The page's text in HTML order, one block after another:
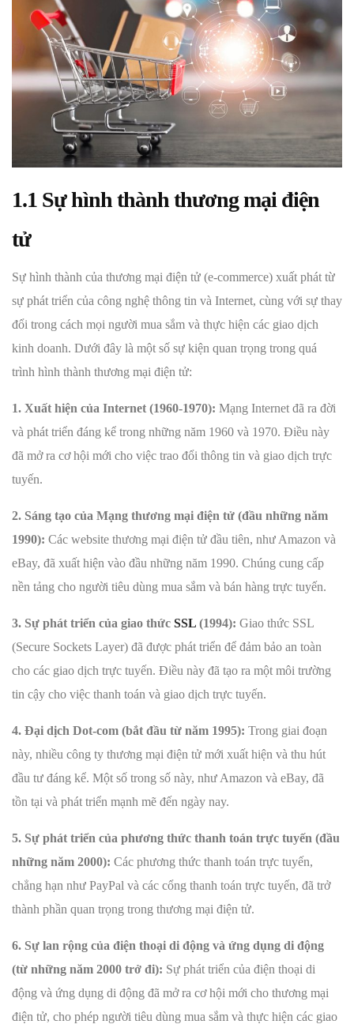
1.1 Sự hình thành thương mại điện
tử
Sự hình thành của thương mại điện tử (e-commerce) xuất phát từ
sự phát triển của công nghệ thông tin và Internet, cùng với sự thay
đổi trong cách mọi người mua sắm và thực hiện các giao dịch
kinh doanh. Dưới đây là một số sự kiện quan trọng trong quá
trình hình thành thương mại điện tử:
1. Xuất hiện của Internet (1960-1970): Mạng Internet đã ra đời
và phát triển đáng kể trong những năm 1960 và 1970. Điều này
đã mở ra cơ hội mới cho việc trao đổi thông tin và giao dịch trực
tuyến.
2. Sáng tạo của Mạng thương mại điện tử (đầu những năm
1990): Các website thương mại điện tử đầu tiên, như Amazon và
eBay, đã xuất hiện vào đầu những năm 1990. Chúng cung cấp
nền tảng cho người tiêu dùng mua sắm và bán hàng trực tuyến.
3. Sự phát triển của giao thức SSL (1994): Giao thức SSL
(Secure Sockets Layer) đã được phát triển để đảm bảo an toàn
cho các giao dịch trực tuyến. Điều này đã tạo ra một môi trường
tin cậy cho việc thanh toán và giao dịch trực tuyến.
4. Đại dịch Dot-com (bắt đầu từ năm 1995): Trong giai đoạn
này, nhiều công ty thương mại điện tử mới xuất hiện và thu hút
đầu tư đáng kể. Một số trong số này, như Amazon và eBay, đã
tồn tại và phát triển mạnh mẽ đến ngày nay.
5. Sự phát triển của phương thức thanh toán trực tuyến (đầu
những năm 2000): Các phương thức thanh toán trực tuyến,
chẳng hạn như PayPal và các cổng thanh toán trực tuyến, đã trở
thành phần quan trọng trong thương mại điện tử.
6. Sự lan rộng của điện thoại di động và ứng dụng di động
(từ những năm 2000 trở đi): Sự phát triển của điện thoại di
động và ứng dụng di động đã mở ra cơ hội mới cho thương mại
điện tử, cho phép người tiêu dùng mua sắm và thực hiện các giao